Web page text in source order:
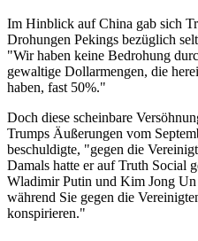
Im Hinblick auf China gab sich
Drohungen Pekings bezüglich
"Wir haben keine Bedrohung
gewaltige Dollarmengen, die
haben, fast 50%."
Doch diese scheinbare
Trumps Äußerungen vom
beschuldigte, "gegen die
Damals hatte er auf Truth Social
Wladimir Putin und Kim Jong Un
während Sie gegen die
konspirieren."